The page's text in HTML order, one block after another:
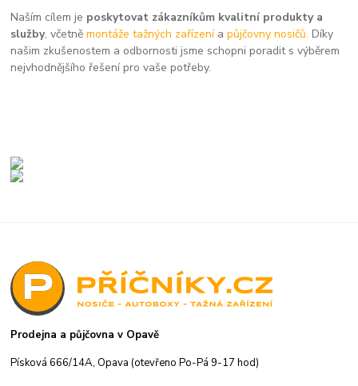
Naším cílem je poskytovat zákazníkům kvalitní produkty a
služby, včetněmontáže tažných zařízení apůjčovny nosičů. Díky
našim zkušenostem a odbornosti jsme schopni poradit s výběrem
nejvhodnějšího řešení pro vaše potřeby.
Prodejna a půjčovna v Opavě
Písková 666/14A, Opava (otevřeno Po-Pá 9-17 hod)